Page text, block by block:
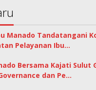
Manado Tandatangani
Pelayanan Ibu…
Bersama Kajati Sulut
dan Pe…